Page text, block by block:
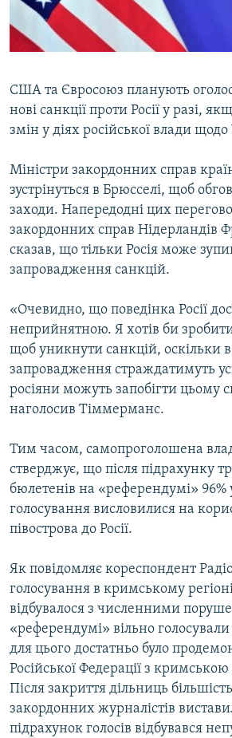
ВІДЕОУРОКИ «ELIFBE»
СВІДЧЕННЯ ОКУПАЦІЇ
ІНФОГРАФІКА
Русский
Qırımtatar
Усі сайти RFE/RL
США та Євросоюз планують
нові санкції проти Росії у разі,
змін у діях російської влади
Міністри закордонних справ
зустрінуться в Брюсселі, щоб
заходи. Напередодні цих
закордонних справ Нідерландів
сказав, що тільки Росія може
запровадження санкцій.
«Очевидно, що поведінка Росії
неприйнятною. Я хотів би
щоб уникнути санкцій, оскільки в
запровадження страждатимуть
росіяни можуть запобігти цьому
наголосив Тіммерманс.
Тим часом, самопроголошена
стверджує, що після підрахунку
бюлетенів на «референдумі» 96%
голосування висловилися на
півострова до Росії.
Як повідомляє кореспондент
голосування в кримському
відбувалося з численними
«референдумі» вільно
для цього достатньо було
Російської Федерації з кримською
Після закриття дільниць
закордонних журналістів
підрахунок голосів відбувався